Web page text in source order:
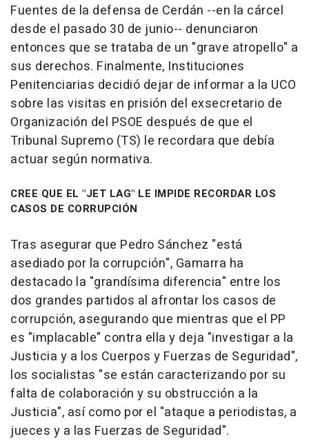
Fuentes de la defensa de Cerdán --en la cárcel
desde el pasado 30 de junio-- denunciaron
entonces que se trataba de un "grave atropello" a
sus derechos. Finalmente, Instituciones
Penitenciarias decidió dejar de informar a la UCO
sobre las visitas en prisión del exsecretario de
Organización del PSOE después de que el
Tribunal Supremo (TS) le recordara que debía
actuar según normativa.
CREE QUE EL "JET LAG" LE IMPIDE RECORDAR LOS
CASOS DE CORRUPCIÓN
Tras asegurar que Pedro Sánchez "está
asediado por la corrupción", Gamarra ha
destacado la "grandísima diferencia" entre los
dos grandes partidos al afrontar los casos de
corrupción, asegurando que mientras que el PP
es "implacable" contra ella y deja "investigar a la
Justicia y a los Cuerpos y Fuerzas de Seguridad",
los socialistas "se están caracterizando por su
falta de colaboración y su obstrucción a la
Justicia", así como por el "ataque a periodistas, a
jueces y a las Fuerzas de Seguridad".